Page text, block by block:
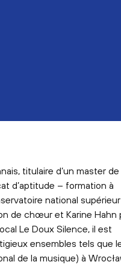
titulaire d’un master
d’aptitude – formation à
national
de chœur et Karine Hahn
Le Doux Silence, il est
ensembles tels que
de la musique) à